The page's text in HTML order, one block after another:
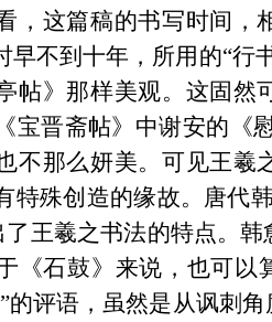
，这篇稿的书写时间，
早不到十年，所用的“行
帖》那样美观。这固然
宝晋斋帖》中谢安的《
不那么妍美。可见王羲
特殊创造的缘故。唐代
了王羲之书法的特点。韩
《石鼓》来说，也可以
”的评语，虽然是从讽刺